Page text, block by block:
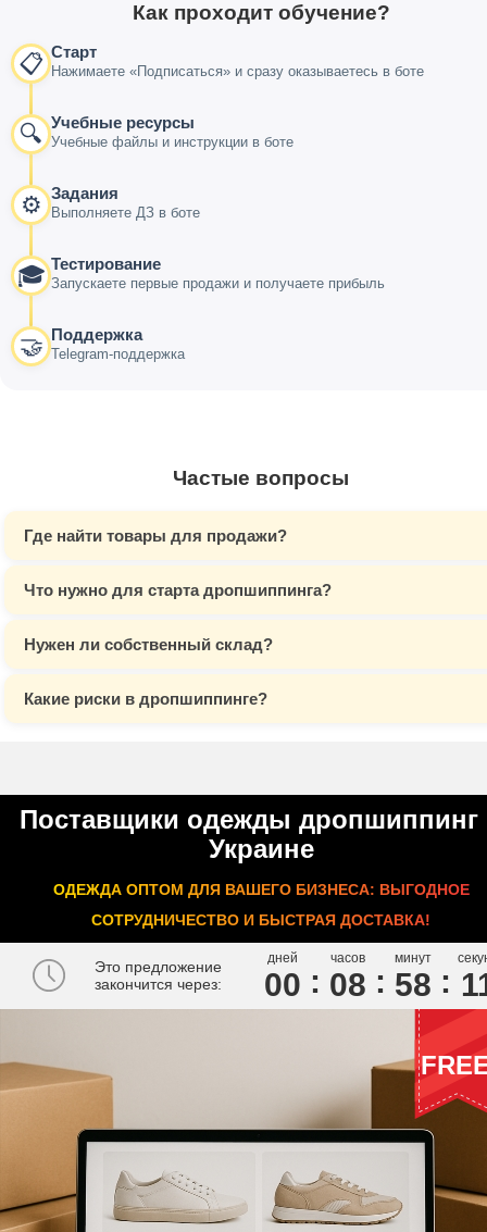
Как проходит обучение?
📋 Старт
Нажимаете «Подписаться» и сразу оказываетесь в боте
🔍 Учебные ресурсы
Учебные файлы и инструкции в боте
⚙️ Задания
Выполняете ДЗ в боте
🎓 Тестирование
Запускаете первые продажи и получаете прибыль
🤝 Поддержка
Telegram-поддержка
Частые вопросы
Где найти товары для продажи?
Что нужно для старта дропшиппинга?
Нужен ли собственный склад?
Какие риски в дропшиппинге?
Поставщики одежды дропшиппинг
Украине
ОДЕЖДА ОПТОМ ДЛЯ ВАШЕГО БИЗНЕСА: ВЫГОДНОЕ
СОТРУДНИЧЕСТВО И БЫСТРАЯ ДОСТАВКА!
Это предложение
закончится через:
дней
00
часов
08
минут
58 1